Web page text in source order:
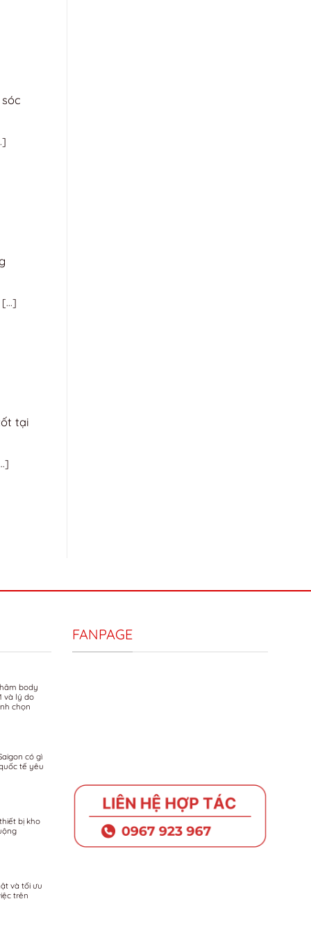
tại
body
và lý do
chọn
có gì
tế yêu
bị kho
và tối ưu
trên
FANPAGE